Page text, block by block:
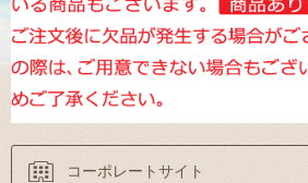
コーポレートサイト